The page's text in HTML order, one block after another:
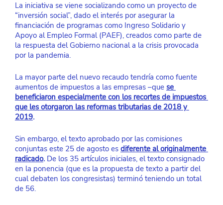
La iniciativa se viene socializando como un proyecto de
“inversión social”, dado el interés por asegurar la
financiación de programas como Ingreso Solidario y
Apoyo al Empleo Formal (PAEF), creados como parte de
la respuesta del Gobierno nacional a la crisis provocada
por la pandemia.
La mayor parte del nuevo recaudo tendría como fuente
aumentos de impuestos a las empresas –que se
beneficiaron especialmente con los recortes de impuestos
que les otorgaron las reformas tributarias de 2018 y
2019.
Sin embargo, el texto aprobado por las comisiones
conjuntas este 25 de agosto es diferente al originalmente
radicado. De los 35 artículos iniciales, el texto consignado
en la ponencia (que es la propuesta de texto a partir del
cual debaten los congresistas) terminó teniendo un total
de 56.